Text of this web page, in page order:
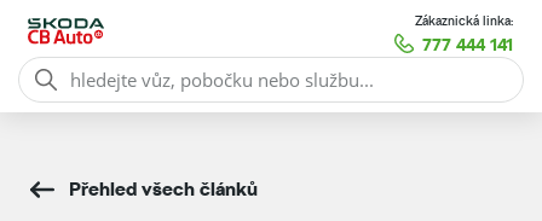
Zákaznická linka:
777 444 141
Přehled všech článků